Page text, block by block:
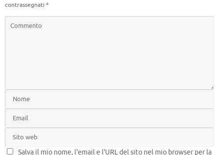
contrassegnati *
Salva il mio nome, l'email e l'URL del sito nel mio browser per la